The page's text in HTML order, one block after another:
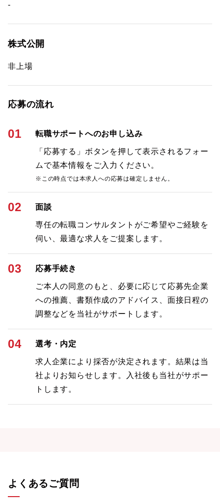
-
株式公開
非上場
応募の流れ
01 転職サポートへのお申し込み
「応募する」ボタンを押して表示されるフォー
ムで基本情報をご入力ください。
※この時点では本求人への応募は確定しません。
02 面談
専任の転職コンサルタントがご希望やご経験を
伺い、最適な求人をご提案します。
03 応募手続き
ご本人の同意のもと、必要に応じて応募先企業
への推薦、書類作成のアドバイス、面接日程の
調整などを当社がサポートします。
04 選考・内定
求人企業により採否が決定されます。結果は当
社よりお知らせします。入社後も当社がサポー
トします。
よくあるご質問